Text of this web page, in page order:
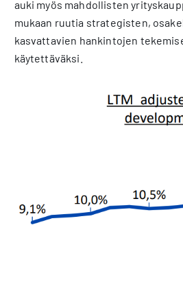
auki myös mahdollisten
mukaan ruutia strategisten,
kasvattavien hankintojen
käytettäväksi.